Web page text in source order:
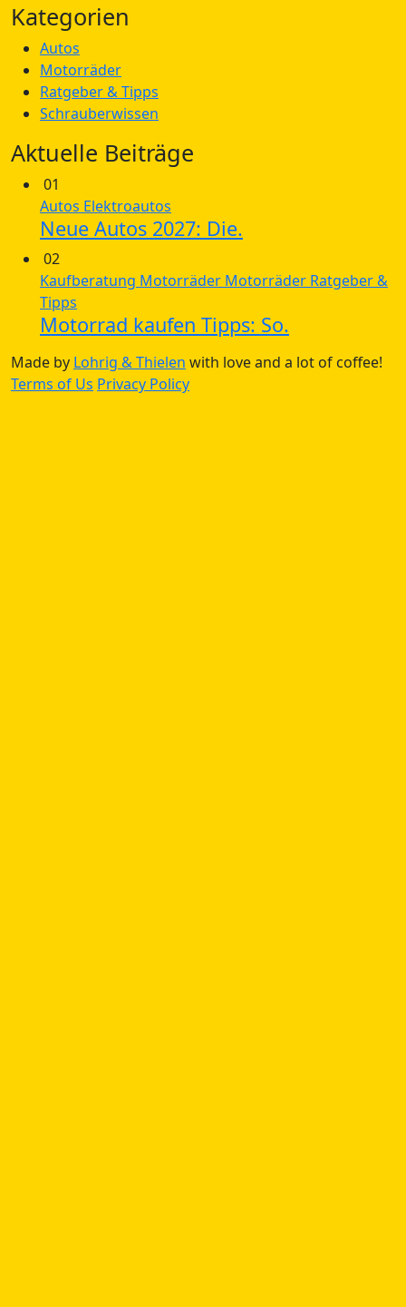
Kategorien
Autos
Motorräder
Ratgeber & Tipps
Schrauberwissen
Aktuelle Beiträge
01
Autos Elektroautos
Neue Autos 2027: Die.
02
Kaufberatung Motorräder Motorräder Ratgeber &
Tipps
Motorrad kaufen Tipps: So.
Made by Lohrig & Thielen with love and a lot of coffee!
Terms of Us Privacy Policy